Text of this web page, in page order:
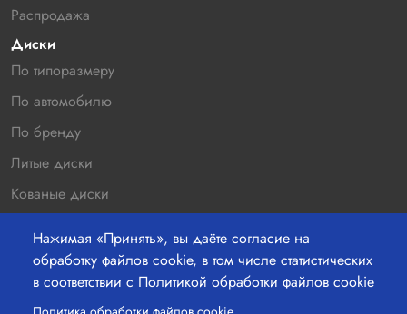
Нажимая «Принять», вы даёте согласие на
обработку файлов cookie, в том числе статистических
в соответствии с Политикой обработки файлов cookie
Распродажа
Диски
По типоразмеру
По автомобилю
По бренду
Литые диски
Кованые диски
Распродажа
Контакты